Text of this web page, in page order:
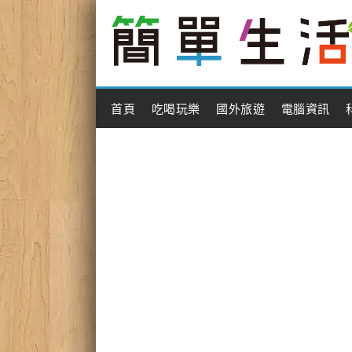
Main Menu
首頁 吃喝玩樂 國外旅遊 電腦資訊